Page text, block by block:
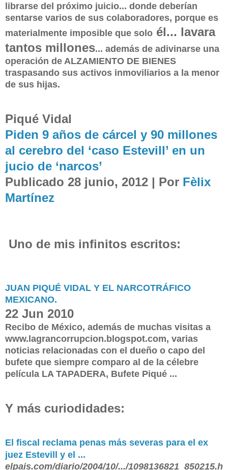
librarse del próximo juicio... donde deberían
sentarse varios de sus colaboradores, porque es
materialmente imposible que solo él... lavara
tantos millones... además de adivinarse una
operación de ALZAMIENTO DE BIENES
traspasando sus activos inmoviliarios a la menor
de sus hijas.
Piqué Vidal
Piden 9 años de cárcel y 90 millones
al cerebro del ‘caso Estevill’ en un
jucio de ‘narcos’
Publicado 28 junio, 2012 | Por Fèlix
Martínez
Uno de mis infinitos escritos:
JUAN PIQUÉ VIDAL Y EL NARCOTRÁFICO
MEXICANO.
22 Jun 2010
Recibo de México, además de muchas visitas a
www.lagrancorrupcion.blogspot.com, varias
noticias relacionadas con el dueño o capo del
bufete que siempre comparo al de la célebre
película LA TAPADERA, Bufete Piqué ...
Y más curiodidades:
El fiscal reclama penas más severas para el ex
juez Estevill y el ...
elpais.com/diario/2004/10/.../1098136821_850215.h